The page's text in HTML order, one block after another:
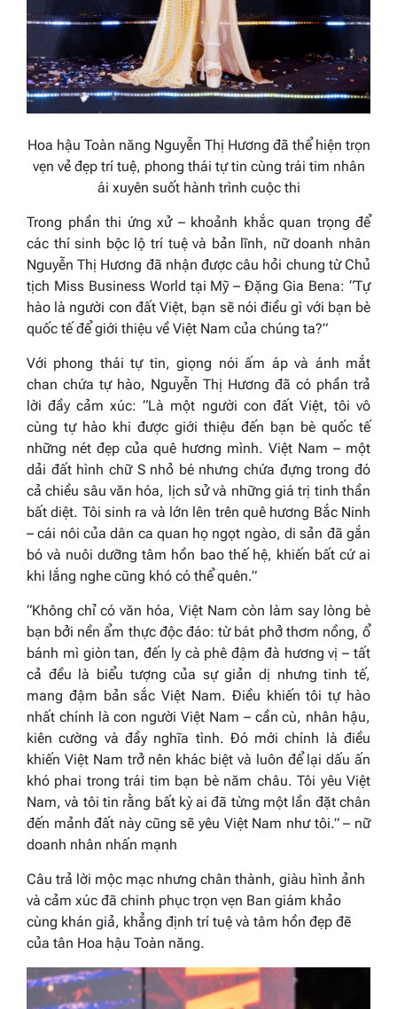
Hoa hậu Toàn năng Nguyễn Thị Hương đã thể hiện trọn
vẹn vẻ đẹp trí tuệ, phong thái tự tin cùng trái tim nhân
ái xuyên suốt hành trình cuộc thi
Trong phần thi ứng xử – khoảnh khắc quan trọng để
các thí sinh bộc lộ trí tuệ và bản lĩnh, nữ doanh nhân
Nguyễn Thị Hương đã nhận được câu hỏi chung từ Chủ
tịch Miss Business World tại Mỹ – Đặng Gia Bena: “Tự
hào là người con đất Việt, bạn sẽ nói điều gì với bạn bè
quốc tế để giới thiệu về Việt Nam của chúng ta?”
Với phong thái tự tin, giọng nói ấm áp và ánh mắt
chan chứa tự hào, Nguyễn Thị Hương đã có phần trả
lời đầy cảm xúc: “Là một người con đất Việt, tôi vô
cùng tự hào khi được giới thiệu đến bạn bè quốc tế
những nét đẹp của quê hương mình. Việt Nam – một
dải đất hình chữ S nhỏ bé nhưng chứa đựng trong đó
cả chiều sâu văn hóa, lịch sử và những giá trị tinh thần
bất diệt. Tôi sinh ra và lớn lên trên quê hương Bắc Ninh
– cái nôi của dân ca quan họ ngọt ngào, di sản đã gắn
bó và nuôi dưỡng tâm hồn bao thế hệ, khiến bất cứ ai
khi lắng nghe cũng khó có thể quên.”
“Không chỉ có văn hóa, Việt Nam còn làm say lòng bè
bạn bởi nền ẩm thực độc đáo: từ bát phở thơm nồng, ổ
bánh mì giòn tan, đến ly cà phê đậm đà hương vị– tất
cả đều là biểu tượng của sự giản dị nhưng tinh tế,
mang đậm bản sắc Việt Nam. Điều khiến tôi tự hào
nhất chính là con người Việt Nam – cần cù, nhân hậu,
kiên cường và đầy nghĩa tình. Đó mới chính là điều
khiến Việt Nam trở nên khác biệt và luôn để lại dấu ấn
khó phai trong trái tim bạn bè năm châu. Tôi yêu Việt
Nam, và tôi tin rằng bất kỳ ai đã từng một lần đặt chân
đến mảnh đất này cũng sẽ yêu Việt Nam như tôi.”– nữ
doanh nhân nhấn mạnh
Câu trả lời mộc mạc nhưng chân thành, giàu hình ảnh
và cảm xúc đã chinh phục trọn vẹn Ban giám khảo
cùng khán giả, khẳng định trí tuệ và tâm hồn đẹp đẽ
của tân Hoa hậu Toàn năng.